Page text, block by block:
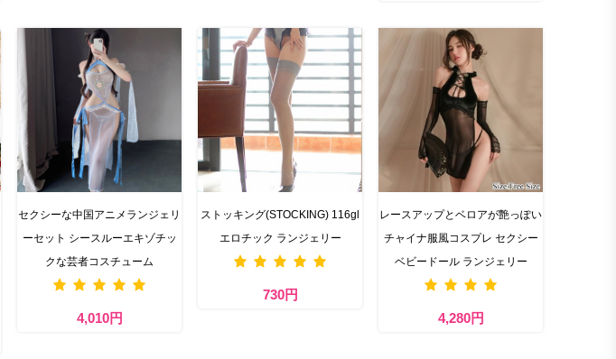
セクシーな中国アニメランジェリ
ーセット シースルーエキゾチッ
クな芸者コスチューム
4,010円
ストッキング(STOCKING) 116gl
エロチック ランジェリー
730円
レースアップとベロアが艶っぽい
チャイナ服風コスプレ セクシー
ベビードール ランジェリー
4,280円